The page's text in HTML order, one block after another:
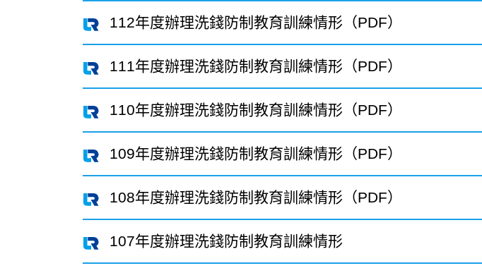
112年度辦理洗錢防制教育訓練情形（PDF）
111年度辦理洗錢防制教育訓練情形（PDF）
110年度辦理洗錢防制教育訓練情形（PDF）
109年度辦理洗錢防制教育訓練情形（PDF）
108年度辦理洗錢防制教育訓練情形（PDF）
107年度辦理洗錢防制教育訓練情形